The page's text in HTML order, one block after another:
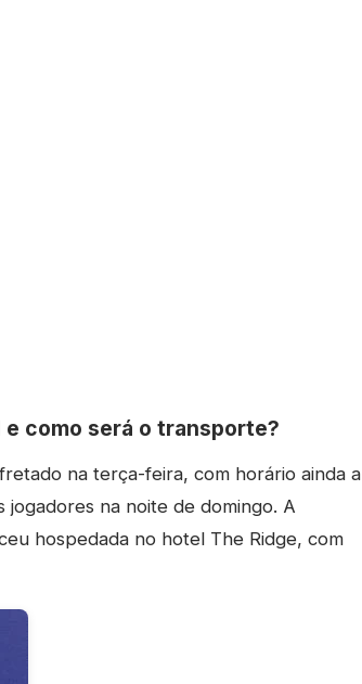
como será o transporte?
na terça-feira, com horário ainda a
jogadores na noite de domingo. A
hospedada no hotel The Ridge, com